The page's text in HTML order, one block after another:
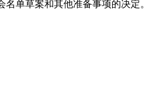
单草案和其他准备事项的决定。